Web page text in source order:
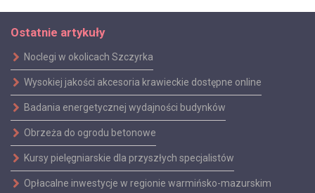
Ostatnie artykuły
Noclegi w okolicach Szczyrka
Wysokiej jakości akcesoria krawieckie dostępne online
Badania energetycznej wydajności budynków
Obrzeża do ogrodu betonowe
Kursy pielęgniarskie dla przyszłych specjalistów
Opłacalne inwestycje w regionie warmińsko-mazurskim